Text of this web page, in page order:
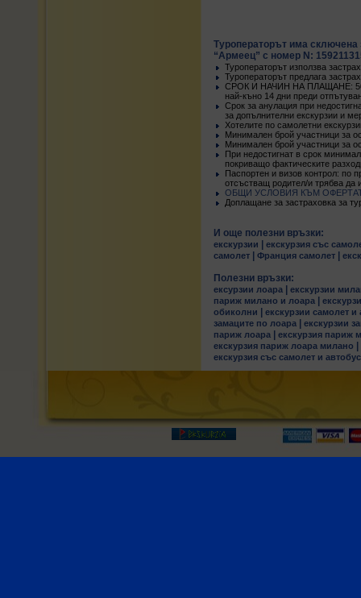
Туроператорът има
“Армеец” с номер N:
Туроператорът използва
Туроператорът предлага
СРОК И НАЧИН НА ПЛАЩАНЕ: 50
най-къно 14 дни преди
Срок за анулация при
за допълнителни екскурзии и
Хотелите по самолетни
Минимален брой участници за
Минимален брой участници за
При недостигнат в срок
покриващо фактическите
Паспортен и визов контрол: по
отсъстващ родител/и трябва
ОБЩИ УСЛОВИЯ КЪМ
Доплащане за застраховка за
И още полезни връзки:
екскурзии
екскурзия със
самолет
Франция самолет
Полезни връзки:
ексурзии лоара
екскурзии
париж милано и лоара
обиколни
екскурзии самолет и
замаците по лоара
екскурзии
париж лоара
екскурзия париж
екскурзия париж лоара милано
екскурзия със самолет и автобус